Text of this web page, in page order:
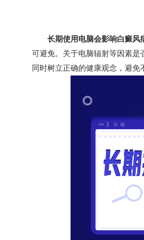
长期使用电脑会影响白癜风
可避免。关于电脑辐射等因素是
同时树立正确的健康观念，避免